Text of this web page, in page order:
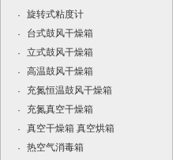
·
旋转式粘度计
·
台式鼓风干燥箱
·
立式鼓风干燥箱
·
高温鼓风干燥箱
·
充氮恒温鼓风干燥箱
·
充氮真空干燥箱
·
真空干燥箱 真空烘箱
·
热空气消毒箱